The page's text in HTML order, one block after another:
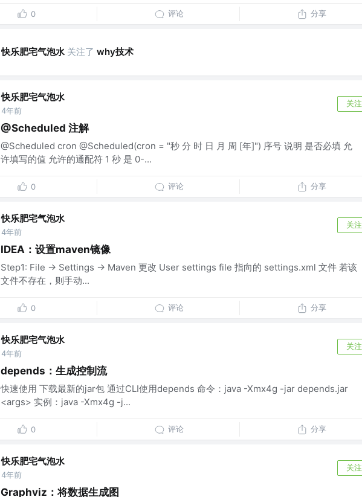
0 评论 分享
快乐肥宅气泡水 关注了 why技术
快乐肥宅气泡水
4年前
关注
@Scheduled 注解
@Scheduled cron @Scheduled(cron = "秒 分 时 日 月 周 [年]") 序号 说明 是否必填 允
许填写的值 允许的通配符 1 秒 是 0-...
0 评论 分享
快乐肥宅气泡水
4年前
关注
IDEA：设置maven镜像
Step1: File -> Settings -> Maven 更改 User settings file 指向的 settings.xml 文件 若该
文件不存在，则手动...
0 评论 分享
快乐肥宅气泡水
4年前
关注
depends：生成控制流
快速使用 下载最新的jar包 通过CLI使用depends 命令：java -Xmx4g -jar depends.jar
<args> 实例：java -Xmx4g -j...
0 评论 分享
快乐肥宅气泡水
4年前
关注
Graphviz：将数据生成图